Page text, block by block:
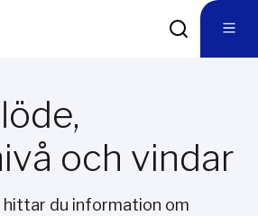
och vindar
hittar du information om